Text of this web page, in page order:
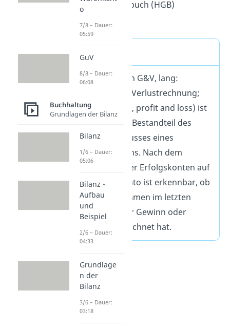
Handelsgesetzbuch (HGB)
Definition
DieGuV(auch G&V, lang:
Gewinn- und Verlustrechnung;
Englisch: P&L, profit and loss) ist
ein wichtiger Bestandteil des
Jahresabschlusses eines
Unternehmens. Nach dem
Abschluss aller Erfolgskonten auf
dem GuV Konto ist erkennbar, ob
das Unternehmen im letzten
Geschäftsjahr Gewinn oder
Verlust verzeichnet hat.
o
7/8 – Dauer:
05:59
GuV
8/8 – Dauer:
06:08
Buchhaltung
Grundlagen der Bilanz
Bilanz
1/6 – Dauer:
05:06
Bilanz -
Aufbau
und
Beispiel
2/6 – Dauer:
04:33
Grundlage
n der
Bilanz
3/6 – Dauer:
03:18